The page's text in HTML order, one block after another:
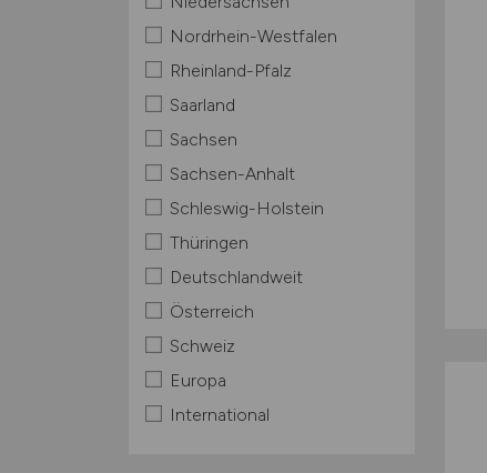
Nordrhein-Westfalen
Rheinland-Pfalz
Saarland
Sachsen
Sachsen-Anhalt
Schleswig-Holstein
Thüringen
Deutschlandweit
Österreich
Schweiz
Europa
International